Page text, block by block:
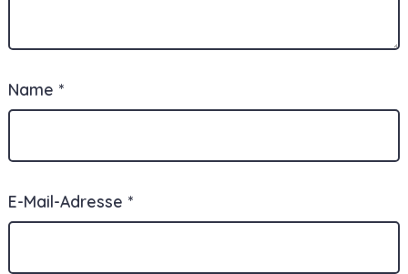
Name *
E-Mail-Adresse *